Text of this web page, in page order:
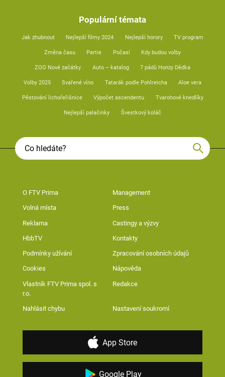
Populární témata
Jak zhubnout Nejlepší filmy 2024 Nejlepší horory TV program
Změna času Partie Počasí Kdy budou volby
ZOO Nové začátky Auto – katalog 7 pádů Honzy Dědka
Volby 2025 Svařené víno Tatarák podle Pohlreicha Aloe vera
Pěstování lichořeřišnice Výpočet ascendentu Tvarohové knedlíky
Nejlepší palačinky Švestkový koláč
O FTV Prima Management
Volná místa Press
Reklama Castingy a výzvy
HbbTV Kontakty
Podmínky užívání Zpracování osobních údajů
Cookies Nápověda
Vlastník FTV Prima spol. s
r.o.
Redakce
Nahlásit chybu Nastavení soukromí
App Store
Google Play